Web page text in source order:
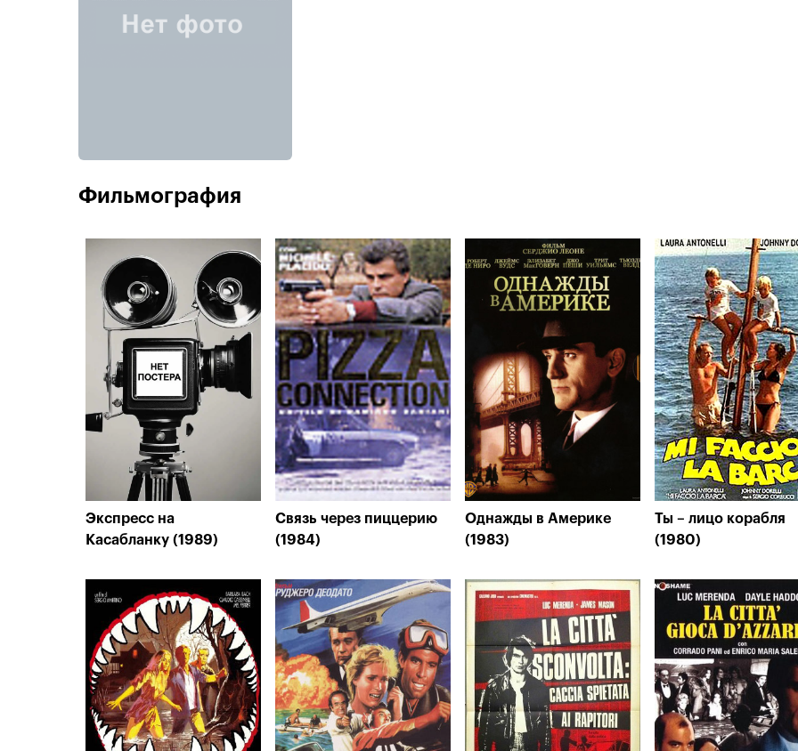
Фильмография
Экспресс на
Касабланку (1989)
Связь через пиццерию
(1984)
Однажды в Америке
(1983)
Ты – лицо корабля
(1980)